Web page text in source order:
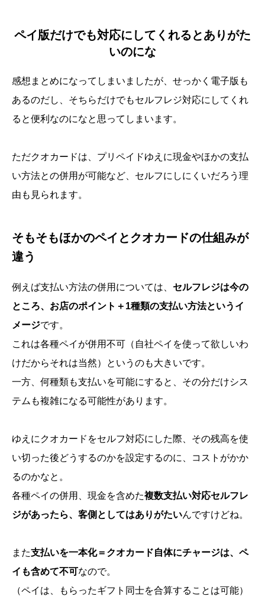
ペイ版だけでも対応にしてくれるとありがた
いのにな
感想まとめになってしまいましたが、せっかく電子版も
あるのだし、そちらだけでもセルフレジ対応にしてくれ
ると便利なのになと思ってしまいます。
ただクオカードは、プリペイドゆえに現金やほかの支払
い方法との併用が可能など、セルフにしにくいだろう理
由も見られます。
そもそもほかのペイとクオカードの仕組みが
違う
例えば支払い方法の併用については、 セルフレジは今の
ところ、お店のポイント＋1種類の支払い方法というイ
メージです。
これは各種ペイが併用不可（自社ペイを使って欲しいわ
けだからそれは当然）というのも大きいです。
一方、何種類も支払いを可能にすると、その分だけシス
テムも複雑になる可能性があります。
ゆえにクオカードをセルフ対応にした際、その残高を使
い切った後どうするのかを設定するのに、コストがかか
るのかなと。
各種ペイの併用、現金を含めた複数支払い対応セルフレ
ジがあったら、客側としてはありがたいんですけどね。
また支払いを一本化＝クオカード自体にチャージは、ペ
イも含めて不可なので。
（ペイは、もらったギフト同士を合算することは可能）